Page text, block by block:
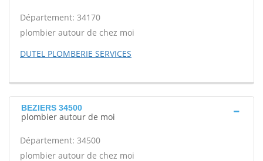
Département: 34170
plombier autour de chez moi
DUTEL PLOMBERIE SERVICES
BEZIERS 34500
plombier autour de moi
Département: 34500
plombier autour de chez moi